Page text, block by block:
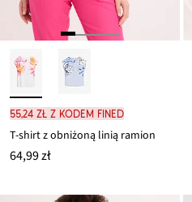
55,24 zł z kodem FINED
T-shirt z obniżoną linią ramion
64,99 zł